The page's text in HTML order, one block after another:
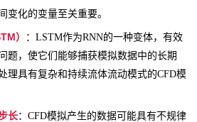
变化的变量至关重要。
）
：LSTM作为RNN的一种变体，有效
题，使它们能够捕获模拟数据中的长期
理具有复杂和持续流体流动模式的CFD模
长：CFD模拟产生的数据可能具有不规律